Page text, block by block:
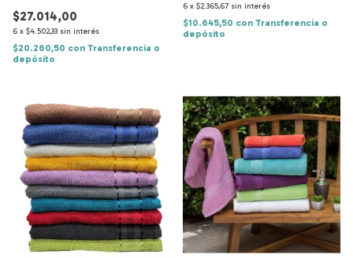
$27.014,00
6 x $4.502,33 sin interés
$20.260,50 con Transferencia o
depósito
6 x $2.365,67 sin interés
$10.645,50 con Transferencia o
depósito